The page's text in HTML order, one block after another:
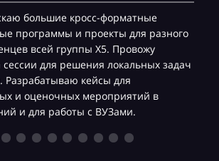
большие кросс-форматные
программы и проекты для разного
всей группы Х5. Провожу
для решения локальных задач
Разрабатываю кейсы для
и оценочных мероприятий в
и для работы с ВУЗами.